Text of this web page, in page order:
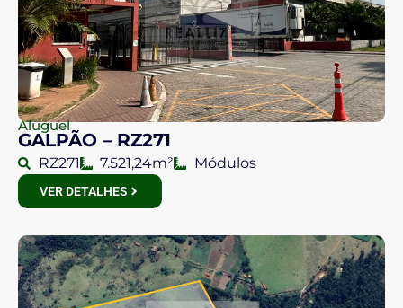
Aluguel
GALPÃO – RZ271
RZ271 7.521,24m² Módulos
VER DETALHES